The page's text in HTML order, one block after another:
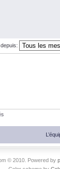
© 2010. Powered by